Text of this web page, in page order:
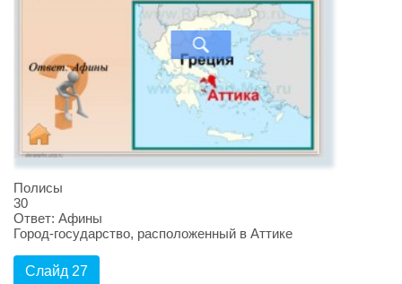
Полисы
30
Ответ: Афины
Город-государство, расположенный в Аттике
Слайд 27